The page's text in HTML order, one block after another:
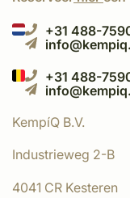
+31 488-
+31 488-
KempíQ B.V.
Industrieweg 2-B
4041 CR Kesteren